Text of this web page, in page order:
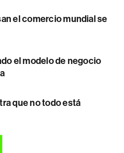
el comercio mundial se
el modelo de negocio
que no todo está